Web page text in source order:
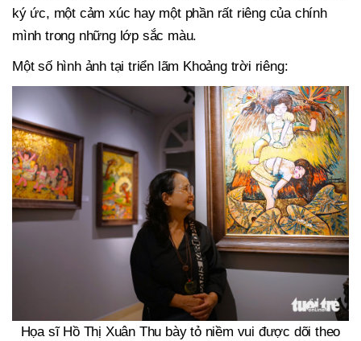
ký ức, một cảm xúc hay một phần rất riêng của chính
mình trong những lớp sắc màu.
Một số hình ảnh tại triển lãm Khoảng trời riêng:
Họa sĩ Hồ Thị Xuân Thu bày tỏ niềm vui được dõi theo